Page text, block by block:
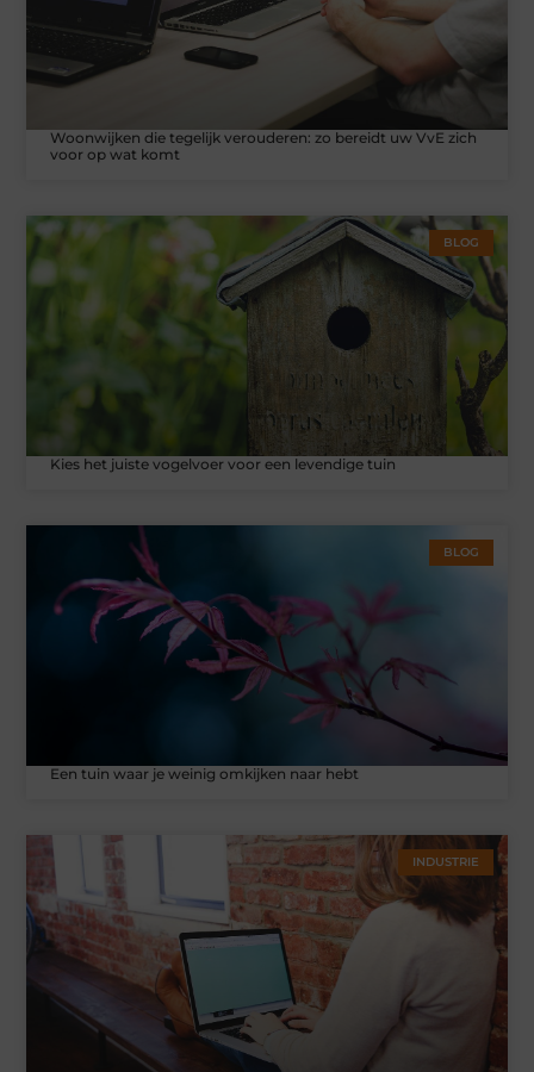
Woonwijken die tegelijk verouderen: zo bereidt uw VvE zich
voor op wat komt
BLOG
Kies het juiste vogelvoer voor een levendige tuin
BLOG
Een tuin waar je weinig omkijken naar hebt
INDUSTRIE